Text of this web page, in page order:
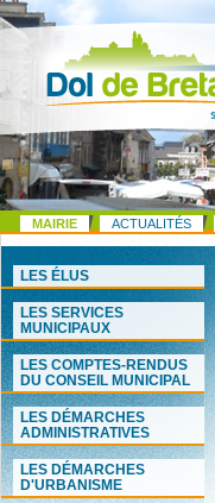
MAIRIE ACTUALITÉS
LES ÉLUS
LES SERVICES
MUNICIPAUX
LES COMPTES-RENDUS
DU CONSEIL MUNICIPAL
LES DÉMARCHES
ADMINISTRATIVES
LES DÉMARCHES
D'URBANISME